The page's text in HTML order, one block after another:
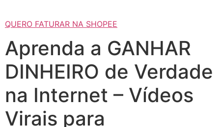
QUERO FATURAR NA SHOPEE
Aprenda a GANHAR
DINHEIRO de Verdade
na Internet – Vídeos
Virais para